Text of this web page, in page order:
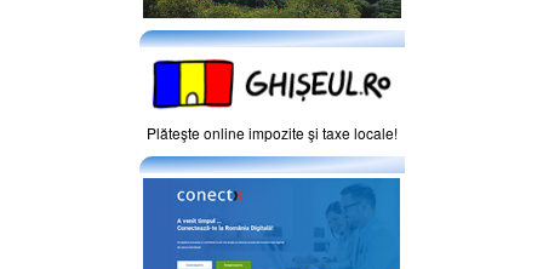
Plăteşte online impozite şi taxe locale!